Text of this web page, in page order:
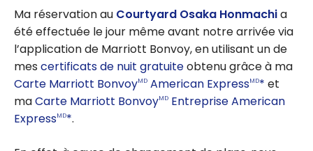
Ma réservation au Courtyard Osaka Honmachia
été effectuée le jour même avant notre arrivée via
l’application de Marriott Bonvoy, en utilisant un de
mes certificats de nuit gratuiteobtenu grâce à ma
Carte Marriott BonvoyMD American ExpressMD* et
maCarte Marriott BonvoyMD Entreprise American
ExpressMD*.